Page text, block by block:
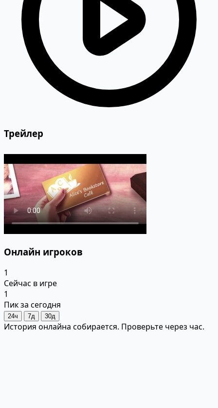
Трейлер
Онлайн игроков
1
Сейчас в игре
1
Пик за сегодня
24ч 7д 30д
История онлайна собирается. Проверьте через час.